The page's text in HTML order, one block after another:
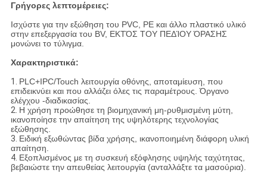
Γρήγορες λεπτομέρειες:
Ισχύστε για την εξώθηση του PVC, PE και άλλο πλαστικό υλικό
στην επεξεργασία του BV, ΕΚΤΌΣ ΤΟΥ ΠΕΔΊΟΥ ΌΡΑΣΗΣ
μονώνει το τύλιγμα.
Χαρακτηριστικά:
1. PLC+IPC/Touch λειτουργία οθόνης, αποταμίευση, που
επιδεικνύει και που αλλάζει όλες τις παραμέτρους. Όργανο
ελέγχου -διαδικασίας.
2. Η χρήση προώθησε τη βιομηχανική μη-ρυθμισμένη μύτη,
ικανοποίησε την απαίτηση της υψηλότερης τεχνολογίας
εξώθησης.
3. Ειδική εξωθώντας βίδα χρήσης, ικανοποιημένη διάφορη υλική
απαίτηση.
4. Εξοπλισμένος με τη συσκευή εξόφλησης υψηλής ταχύτητας,
βεβαιώστε την απευθείας λειτουργία (ανταλλάξτε τα μασούρια).